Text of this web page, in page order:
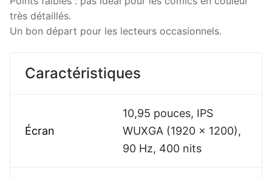
très détaillés.
Un bon départ pour les lecteurs occasionnels.
Caractéristiques
Écran
10,95 pouces, IPS
WUXGA (1920 x 1200),
90 Hz, 400 nits